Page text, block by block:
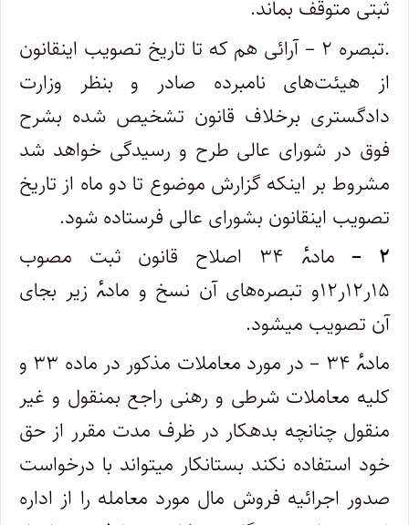
ثبتی ‌متوقف بماند.
.تبصره ۲ – آرائی هم که تا تاریخ تصویب اینقانون
از هیئت‌های نامبرده صادر و بنظر وزارت
دادگستری برخلاف قانون تشخیص شده بشرح
فوق در ‌شورای عالی طرح و رسیدگی خواهد شد
مشروط بر اینکه گزارش موضوع تا دو ماه از تاریخ
تصویب اینقانون بشورای عالی فرستاده شود.
۲ –
مادۂ ۳۴ اصلاح قانون ثبت مصوب
۱۵ر۱۲ر۱۲و تبصره‌های آن نسخ و مادۂ زیر بجای
آن تصویب میشود.
مادۂ ۳۴ – در مورد معاملات مذکور در ماده ۳۳ و
کلیه معاملات شرطی و رهنی راجع بمنقول و غیر
منقول چنانچه بدهکار در ظرف مدت مقرر از حق‌
خود استفاده نکند بستانکار میتواند با درخواست
صدور اجرائیه فروش مال مورد معامله را از اداره